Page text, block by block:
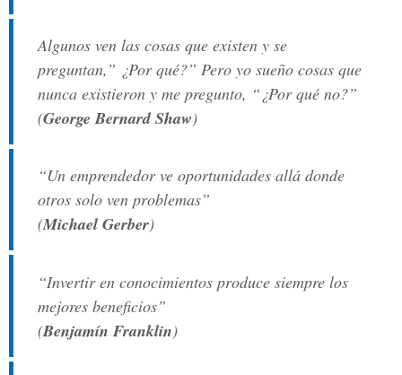
Algunos ven las cosas que existen y se
preguntan,” ¿Por qué?” Pero yo sueño cosas que
nunca existieron y me pregunto, “¿Por qué no?”
(George Bernard Shaw)
“Un emprendedor ve oportunidades allá donde
otros solo ven problemas”
(Michael Gerber)
“Invertir en conocimientos produce siempre los
mejores beneficios”
(Benjamín Franklin)